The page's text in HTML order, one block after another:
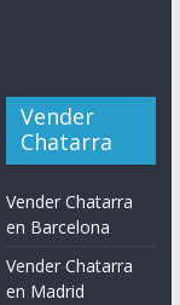
Vender
Chatarra
Vender Chatarra
en Barcelona
Vender Chatarra
en Madrid